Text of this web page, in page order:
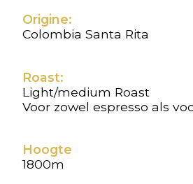
Origine:
Colombia Santa Rita
Roast:
Light/medium Roast
Voor zowel espresso als
Hoogte
1800m